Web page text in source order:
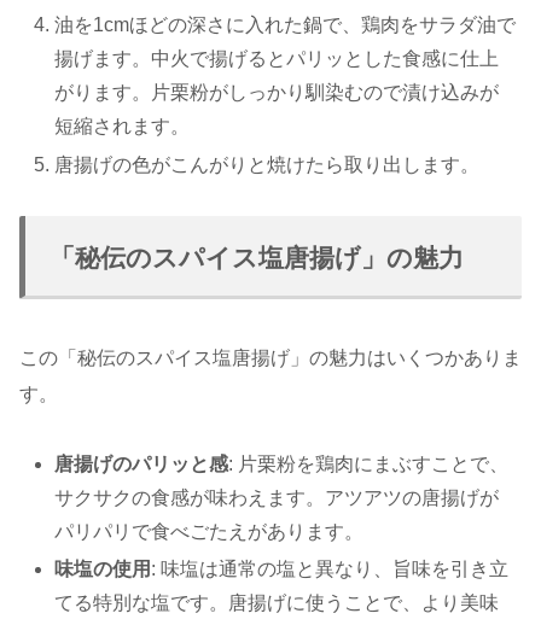
油を1cmほどの深さに入れた鍋で、鶏肉をサラダ油で
揚げます。中火で揚げるとパリッとした食感に仕上
がります。片栗粉がしっかり馴染むので漬け込みが
短縮されます。
唐揚げの色がこんがりと焼けたら取り出します。
「秘伝のスパイス塩唐揚げ」の魅力
この「秘伝のスパイス塩唐揚げ」の魅力はいくつかありま
す。
唐揚げのパリッと感: 片栗粉を鶏肉にまぶすことで、
サクサクの食感が味わえます。アツアツの唐揚げが
パリパリで食べごたえがあります。
味塩の使用 : 味塩は通常の塩と異なり、旨味を引き立
てる特別な塩です。唐揚げに使うことで、より美味